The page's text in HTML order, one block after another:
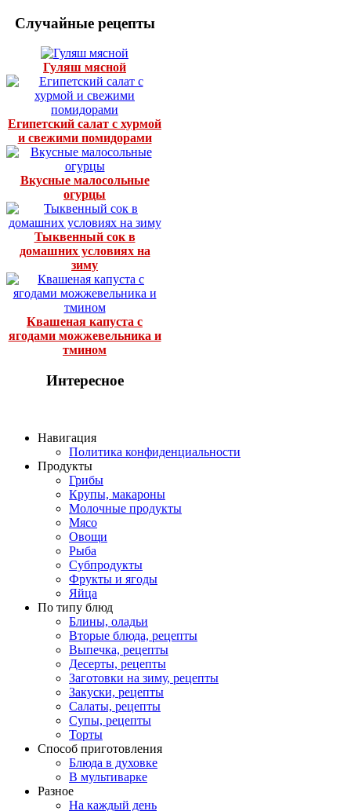
Случайные рецепты
Гуляш мясной
Египетский салат с хурмой
и свежими помидорами
Вкусные малосольные
огурцы
Тыквенный сок в
домашних условиях на
зиму
Квашеная капуста с
ягодами можжевельника и
тмином
Интересное
Навигация
Политика конфиденциальности
Продукты
Грибы
Крупы, макароны
Молочные продукты
Мясо
Овощи
Рыба
Субпродукты
Фрукты и ягоды
Яйца
По типу блюд
Блины, оладьи
Вторые блюда, рецепты
Выпечка, рецепты
Десерты, рецепты
Заготовки на зиму, рецепты
Закуски, рецепты
Салаты, рецепты
Супы, рецепты
Торты
Способ приготовления
Блюда в духовке
В мультиварке
Разное
На каждый день